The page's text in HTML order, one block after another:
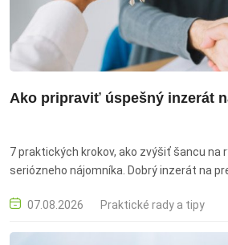
Ako pripraviť úspešný inzerát
7 praktických krokov, ako zvýšiť šancu na
seriózneho nájomníka. Dobrý inzerát na
údajoch a cene. V online prostredí si
07.08.2026 Praktické rady a tipy